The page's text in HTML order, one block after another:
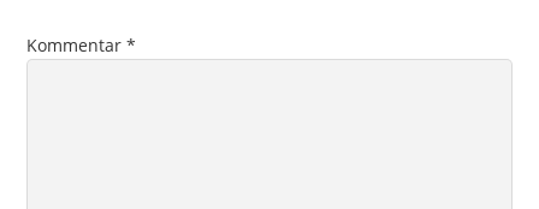
Kommentar*